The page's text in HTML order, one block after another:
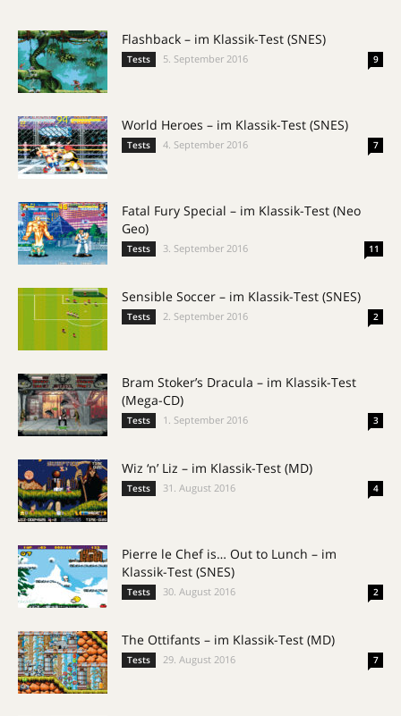
Flashback – im Klassik-Test (SNES)
Tests 5. September 2016 9
World Heroes – im Klassik-Test (SNES)
Tests 4. September 2016 7
Fatal Fury Special – im Klassik-Test (Neo
Geo)
Tests 3. September 2016 11
Sensible Soccer – im Klassik-Test (SNES)
Tests 2. September 2016 2
Bram Stoker’s Dracula – im Klassik-Test
(Mega-CD)
Tests 1. September 2016 3
Wiz ‘n’ Liz – im Klassik-Test (MD)
Tests 31. August 2016 4
Pierre le Chef is… Out to Lunch – im
Klassik-Test (SNES)
Tests 30. August 2016 2
The Ottifants – im Klassik-Test (MD)
Tests 29. August 2016 7